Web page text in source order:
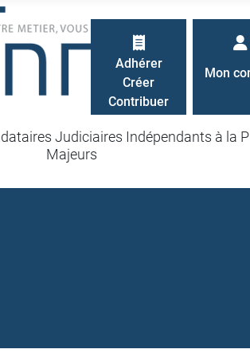
Judiciaires Indépendants à la
Majeurs
Mon
Adhérer
Créer
Contribuer